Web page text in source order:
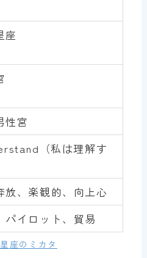
座
性宮
（私は理解す
放、楽観的、向上心
パイロット、貿易
座のミカタ